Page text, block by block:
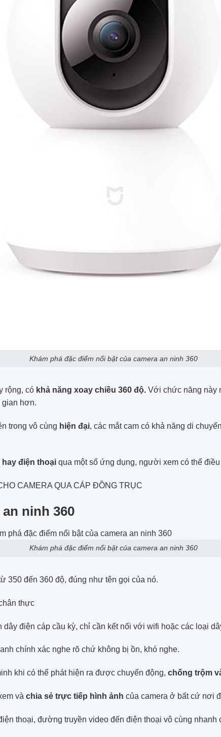
Khám phá đặc điểm nổi bật của camera an ninh 360
rộng, có khả năng xoay chiều 360 độ. Với chức năng này
gian hơn.
trong vô cùng hiện đại, các mắt cam có khả năng di
hay điện thoại qua một số ứng dụng, người xem có thể
CAMERA QUA CÁP ĐỒNG TRỤC
ninh 360
Khám phá đặc điểm nổi bật của camera an ninh 360
350 đến 360 độ, đúng như tên gọi của nó.
thực
dây điện cáp cầu kỳ, chỉ cần kết nối với wifi hoặc các loại
chính xác nghe rõ chứ không bị ồn, khó nghe.
khi có thể phát hiện ra được chuyển động,chống trộm
vàchia sẻ trực tiếp hình ảnh của camera ở bất cứ nơi
thoại, đường truyền video đến điện thoại vô cùng nhanh